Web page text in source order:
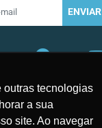
outras tecnologias
a sua
site. Ao navegar
ENVIAR